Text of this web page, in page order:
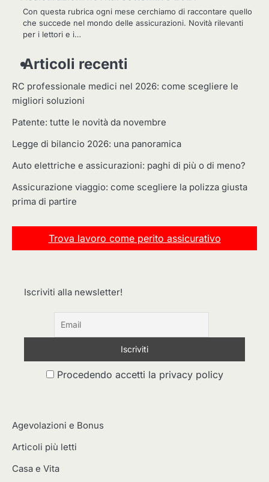
Con questa rubrica ogni mese cerchiamo di raccontare quello
che succede nel mondo delle assicurazioni. Novità rilevanti
per i lettori e i…
Articoli recenti
RC professionale medici nel 2026: come scegliere le
migliori soluzioni
Patente: tutte le novità da novembre
Legge di bilancio 2026: una panoramica
Auto elettriche e assicurazioni: paghi di più o di meno?
Assicurazione viaggio: come scegliere la polizza giusta
prima di partire
Trova lavoro come perito assicurativo
Iscriviti alla newsletter!
Procedendo accetti la privacy policy
Agevolazioni e Bonus
Articoli più letti
Casa e Vita